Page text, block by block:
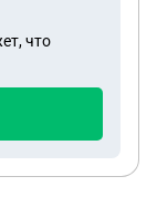
срок
отца.
узнала,
и уехали
что